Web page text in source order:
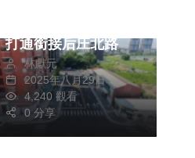
打通銜接后庄北路
林獻元
2025年八月29日
4,240 觀看
0 分享